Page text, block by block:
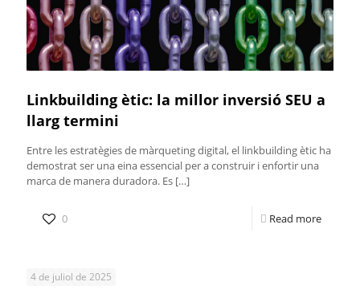
Linkbuilding ètic: la millor inversió SEU a
llarg termini
Entre les estratègies de màrqueting digital, el linkbuilding ètic ha
demostrat ser una eina essencial per a construir i enfortir una
marca de manera duradora. Es […]
0 Read more
4 de juliol de 2025